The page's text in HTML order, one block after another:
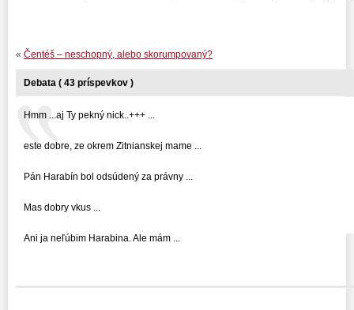
« Čentéš – neschopný, alebo skorumpovaný?
Debata ( 43 príspevkov )
Hmm ...aj Ty pekný nick..+++ ...
este dobre, ze okrem Zitnianskej mame ...
Pán Harabín bol odsúdený za právny ...
Mas dobry vkus ...
Ani ja neľúbim Harabina. Ale mám ...